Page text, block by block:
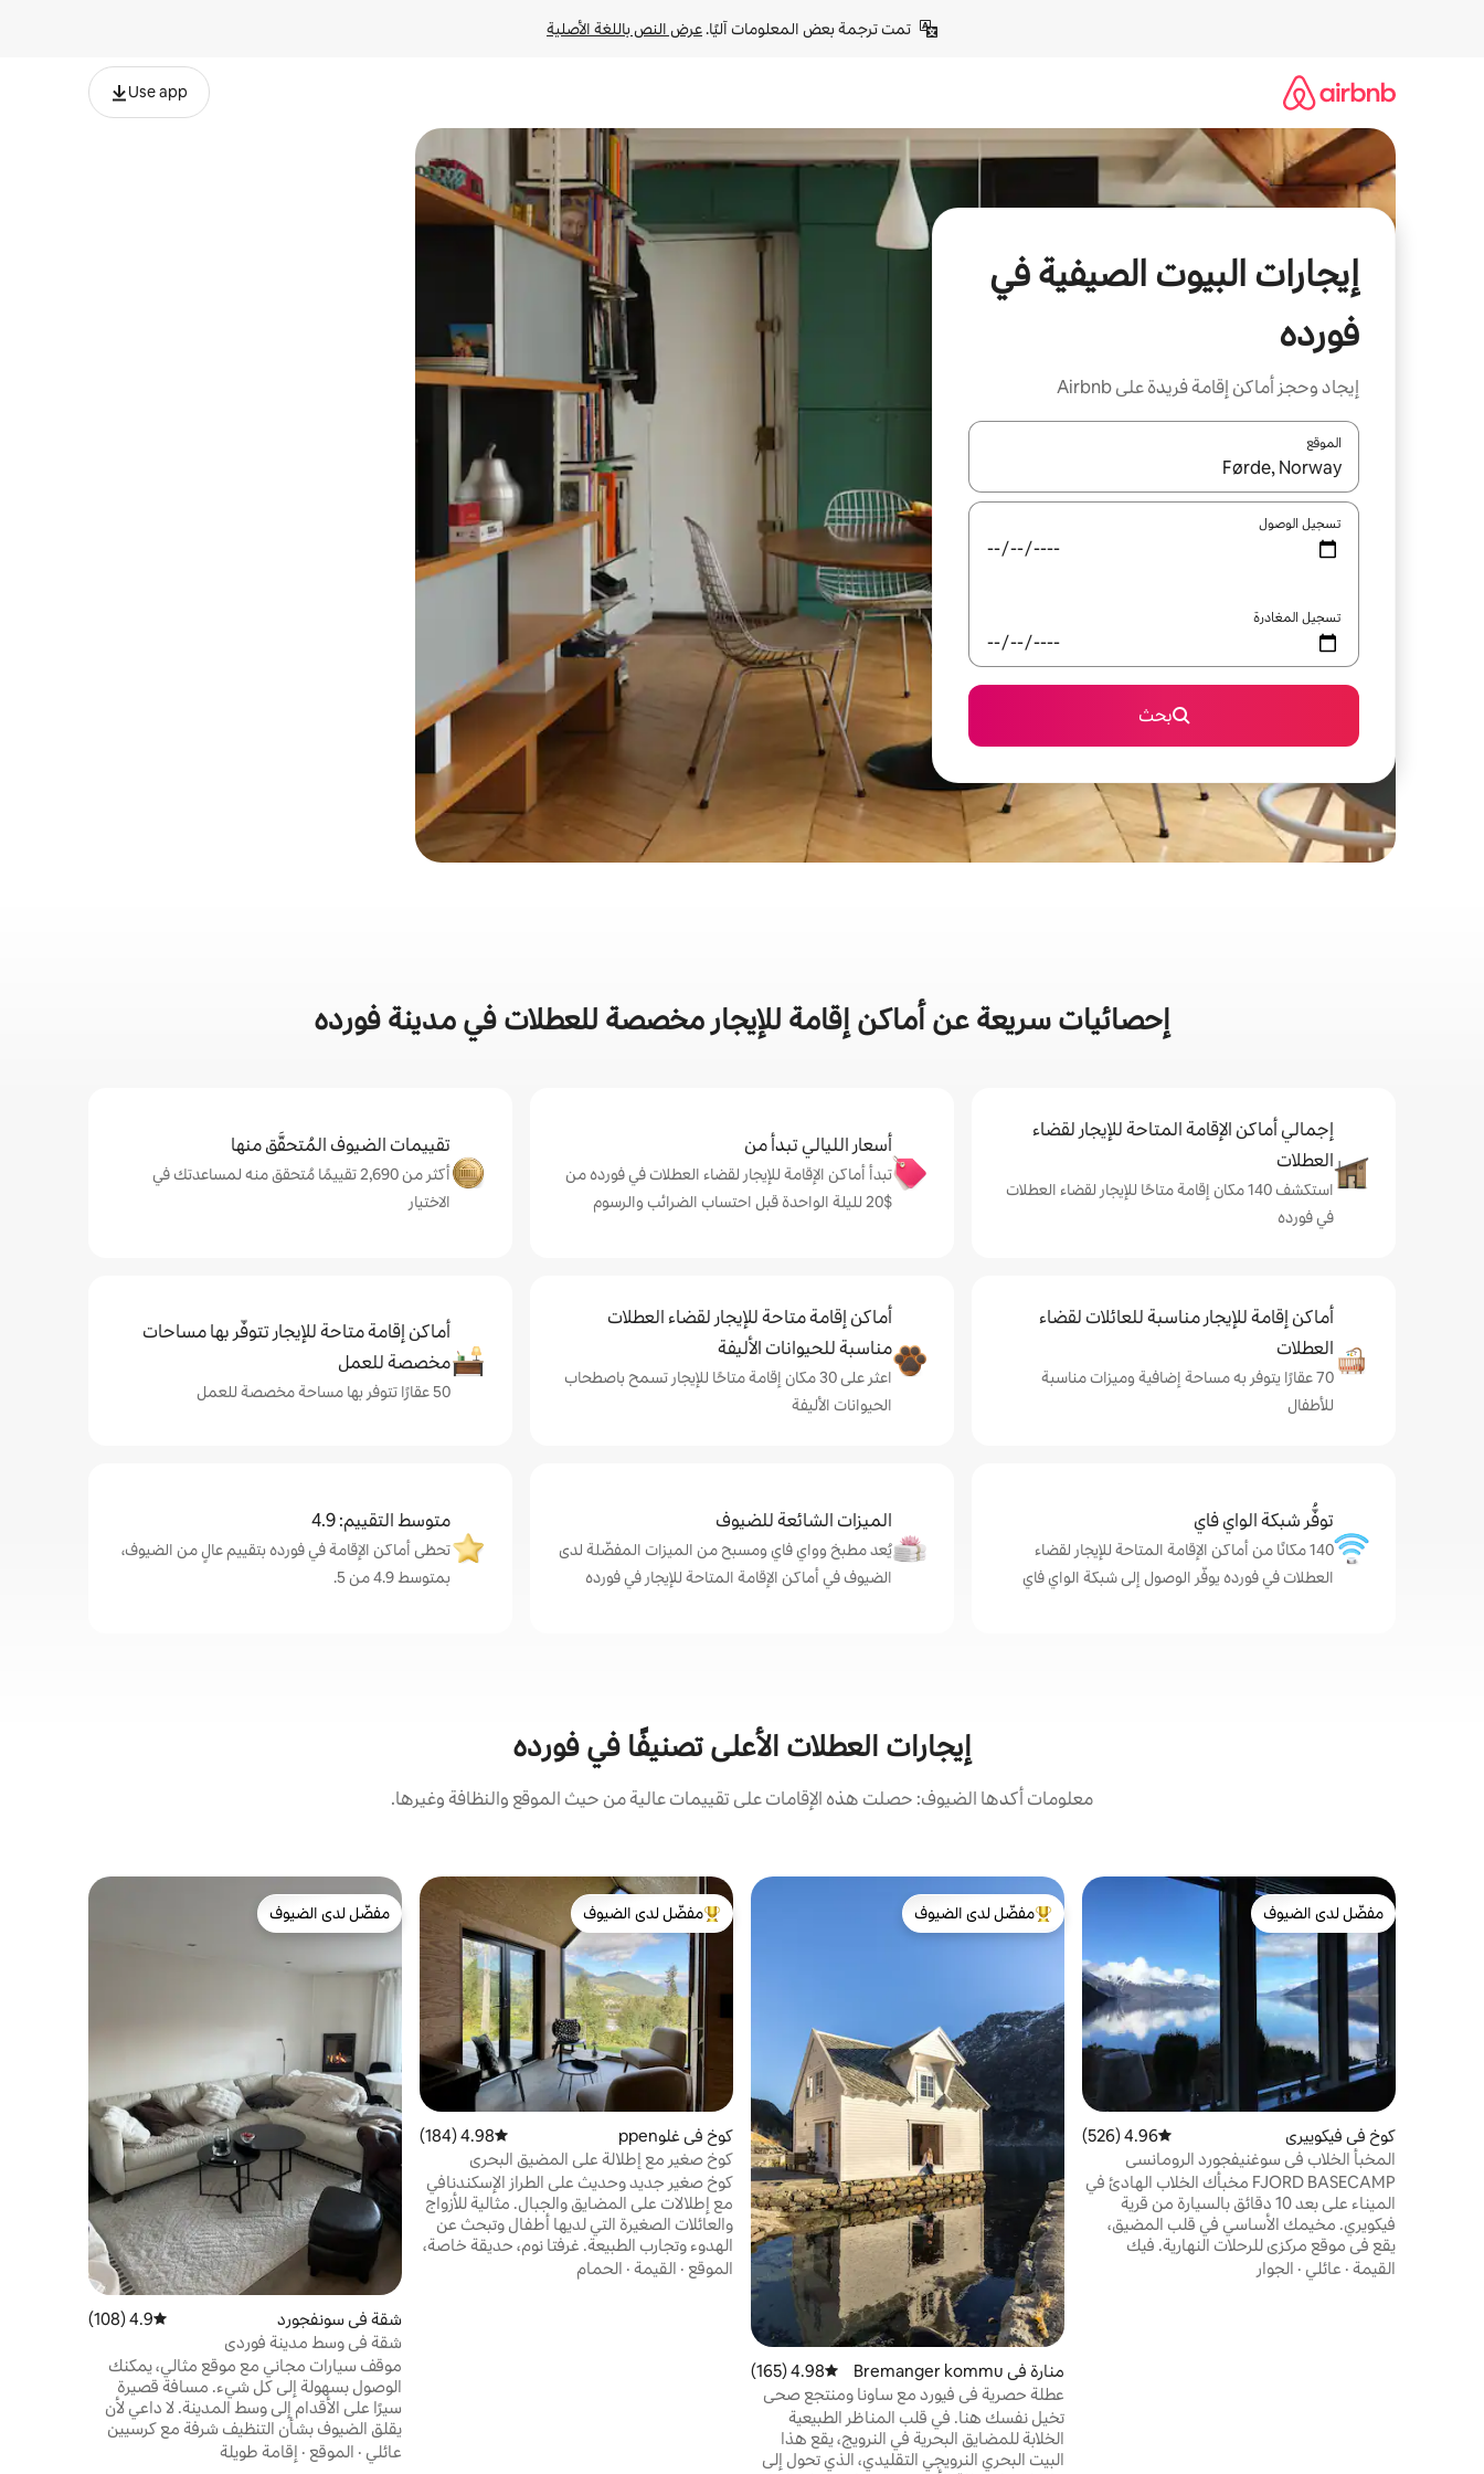
تمت ترجمة بعض المعلومات آليًا. عرض النص باللغة الأصلية
Use app
إيجارات البيوت الصيفية في
فورده
إيجاد وحجز أماكن إقامة فريدة على Airbnb
الموقع
عند توفر النتائج، انتقل باستخدام السهمين لأعلى ولأسفل أو استكشف عن طريق اللمس أو السحب.
تسجيل الوصول
تسجيل المغادرة
بحث
إحصائيات سريعة عن أماكن إقامة للإيجار مخصصة للعطلات في مدينة فورده
إجمالي أماكن الإقامة المتاحة للإيجار لقضاء
العطلات
استكشف 140 مكان إقامة متاحًا للإيجار لقضاء العطلات
في فورده
أسعار الليالي تبدأ من
تبدأ أماكن الإقامة للإيجار لقضاء العطلات في فورده من
$‏20 لليلة الواحدة قبل احتساب الضرائب والرسوم
تقييمات الضيوف المُتحقَّق منها
أكثر من 2,690 تقييمًا مُتحقق منه لمساعدتك في
الاختيار
أماكن إقامة للإيجار مناسبة للعائلات لقضاء
العطلات
70 عقارًا يتوفر به مساحة إضافية وميزات مناسبة
للأطفال
أماكن إقامة متاحة للإيجار لقضاء العطلات
مناسبة للحيوانات الأليفة
اعثر على 30 مكان إقامة متاحًا للإيجار تسمح باصطحاب
الحيوانات الأليفة
أماكن إقامة متاحة للإيجار تتوفّر بها مساحات
مخصصة للعمل
50 عقارًا تتوفر بها مساحة مخصصة للعمل
توفُّر شبكة الواي فاي
140 مكانًا من أماكن الإقامة المتاحة للإيجار لقضاء
العطلات في فورده يوفّر الوصول إلى شبكة الواي فاي
الميزات الشائعة للضيوف
يُعد مطبخ وواي فاي ومسبح من الميزات المفضّلة لدى
الضيوف في أماكن الإقامة المتاحة للإيجار في فورده
متوسط التقييم: 4.9
تحظى أماكن الإقامة في فورده بتقييم عالٍ من الضيوف،
بمتوسط 4.9 من 5.
إيجارات العطلات الأعلى تصنيفًا في فورده
معلومات أكدها الضيوف: حصلت هذه الإقامات على تقييمات عالية من حيث الموقع والنظافة وغيرها.
مفضّل لدى الضيوف
مفضّل لدى الضيوف
كوخ في فيكوييري متوسط التقييم 4.96 من 5، 526 مراجعات
4.96 (526)
المخبأ الخلاب في سوغنيفجورد الرومانسي
FJORD BASECAMP مخبأك الخلاب الهادئ في
الميناء على بعد 10 دقائق بالسيارة من قرية
فيكويري. مخيمك الأساسي في قلب المضيق،
يقع في موقع مركزي للرحلات النهارية. فيك
مدرجة في قائمة التراث العالمي (اليونسكو).
انفصل عن العالم الخارجي: اصطاد الأسماك
القيمة · عائلي · الجوار
من أبرز البيوت المفضّلة لدى الضيوف
مفضّل لدى الضيوف
منارة في Bremanger kommu
ne
متوسط التقييم 4.98 من 5، 165 مراجعات
4.98 (165)
عطلة حصرية في فيورد مع ساونا ومنتجع صحي
تخيل نفسك هنا. في قلب المناظر الطبيعية
الخلابة للمضايق البحرية في النرويج، يقع هذا
البيت البحري النرويجي التقليدي، الذي تحول إلى
من أبرز البيوت المفضّلة لدى الضيوف
مفضّل لدى الضيوف
كوخ في غلوppen متوسط التقييم 4.98 من 5، 184 مراجعات
4.98 (184)
كوخ صغير مع إطلالة على المضيق البحري
كوخ صغير جديد وحديث على الطراز الإسكندنافي
مع إطلالات على المضايق والجبال. مثالية للأزواج
والعائلات الصغيرة التي لديها أطفال وتبحث عن
الهدوء وتجارب الطبيعة. غرفتا نوم، حديقة خاصة،
وفناء محجوب. نزهات مباشرة من الباب إلى
قمم الجبال ومناطق الضوضاء والسباحة. قريب
الموقع · القيمة · الحمام
مفضّل لدى الضيوف
مفضّل لدى الضيوف
شقة في سونفجورد متوسط التقييم 4.9 من 5، 108 مراجعات
4.9 (108)
شقة في وسط مدينة فوردي
موقف سيارات مجاني مع موقع مثالي، يمكنك
الوصول بسهولة إلى كل شيء. مسافة قصيرة
سيرًا على الأقدام إلى وسط المدينة. لا داعي لأن
يقلق الضيوف بشأن التنظيف شرفة مع كرسيين
مريحين، وإطلالات على المدينة والنهر والجبال
عائلي · الموقع · إقامة طويلة